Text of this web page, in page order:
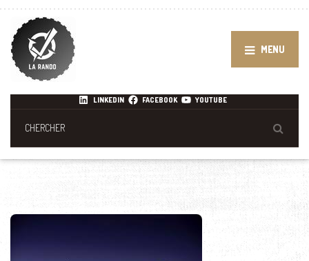
MENU
LINKEDIN FACEBOOK YOUTUBE